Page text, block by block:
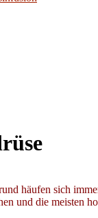
häufen sich
und die meisten